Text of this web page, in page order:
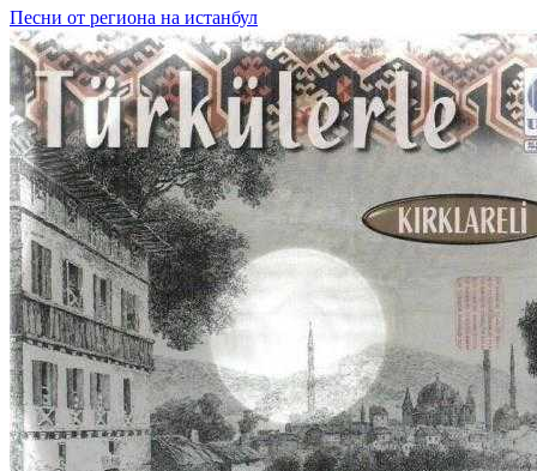
Песни от региона на истанбул